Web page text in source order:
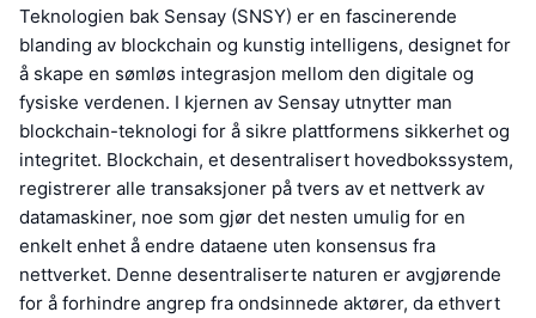
Teknologien bak Sensay (SNSY) er en fascinerende
blanding av blockchain og kunstig intelligens, designet for
å skape en sømløs integrasjon mellom den digitale og
fysiske verdenen. I kjernen av Sensay utnytter man
blockchain-teknologi for å sikre plattformens sikkerhet og
integritet. Blockchain, et desentralisert hovedbokssystem,
registrerer alle transaksjoner på tvers av et nettverk av
datamaskiner, noe som gjør det nesten umulig for en
enkelt enhet å endre dataene uten konsensus fra
nettverket. Denne desentraliserte naturen er avgjørende
for å forhindre angrep fra ondsinnede aktører, da ethvert